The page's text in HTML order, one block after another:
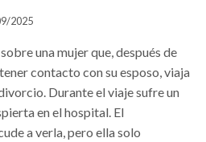
2025
una mujer que, después de
contacto con su esposo, viaja
Durante el viaje sufre un
en el hospital. El
a verla, pero ella solo